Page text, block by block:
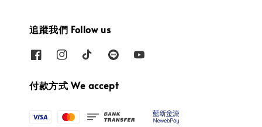
追蹤我們 Follow us
付款方式 We accept